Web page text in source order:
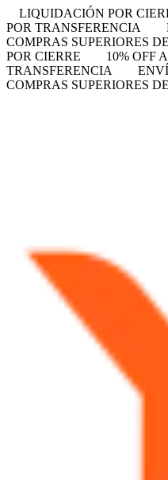
LIQUIDACIÓN POR
POR TRANSFERENCIA
COMPRAS SUPERIORES
POR CIERRE
10% OFF
TRANSFERENCIA
COMPRAS SUPERIORES